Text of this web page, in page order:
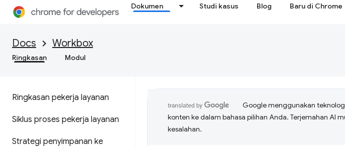
Dokumen Studi kasus Blog Baru di Chrome
Docs Workbox
Ringkasan Modul
Ringkasan pekerja layanan
Siklus proses pekerja layanan
Strategi penyimpanan ke
Google menggunakan
konten ke dalam bahasa pilihan Anda. Terjemahan AI
kesalahan.